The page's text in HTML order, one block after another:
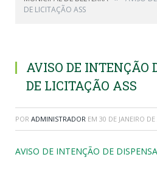
DE LICITAÇÃO ASS
AVISO DE INTENÇÃO
DE LICITAÇÃO ASS
POR ADMINISTRADOR EM 30 DE JANEIRO
AVISO DE INTENÇÃO DE